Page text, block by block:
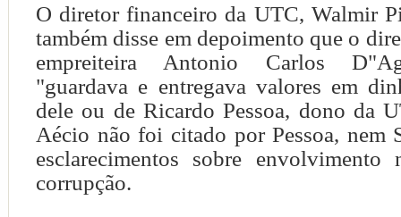
O diretor financeiro da UTC, Walmir
também disse em depoimento que o
empreiteira Antonio Carlos
"guardava e entregava valores em
dele ou de Ricardo Pessoa, dono da
Aécio não foi citado por Pessoa, nem
esclarecimentos sobre envolvimento
corrupção.